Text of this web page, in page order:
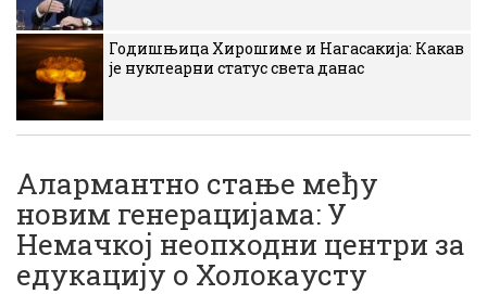
Годишњица Хирошиме и Нагасакија: Какав
је нуклеарни статус света данас
Алармантно стање међу
новим генерацијама: У
Немачкој неопходни центри за
едукацију о Холокаусту